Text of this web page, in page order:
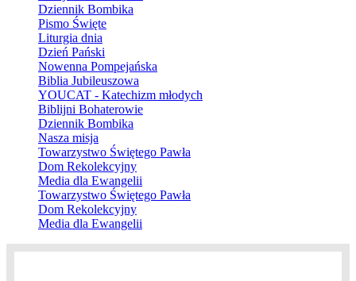
Dziennik Bombika
Pismo Święte
Liturgia dnia
Dzień Pański
Nowenna Pompejańska
Biblia Jubileuszowa
YOUCAT - Katechizm młodych
Biblijni Bohaterowie
Dziennik Bombika
Nasza misja
Towarzystwo Świętego Pawła
Dom Rekolekcyjny
Media dla Ewangelii
Towarzystwo Świętego Pawła
Dom Rekolekcyjny
Media dla Ewangelii